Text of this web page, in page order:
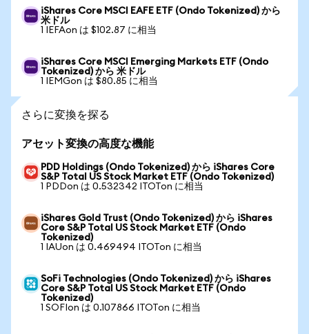
iShares Core MSCI EAFE ETF (Ondo Tokenized) から
米ドル
1 IEFAon は $102.87 に相当
iShares Core MSCI Emerging Markets ETF (Ondo
Tokenized) から 米ドル
1 IEMGon は $80.85 に相当
さらに変換を探る
アセット変換の高度な機能
PDD Holdings (Ondo Tokenized) から iShares Core
S&P Total US Stock Market ETF (Ondo Tokenized)
1 PDDon は 0.532342 ITOTon に相当
iShares Gold Trust (Ondo Tokenized) から iShares
Core S&P Total US Stock Market ETF (Ondo
Tokenized)
1 IAUon は 0.469494 ITOTon に相当
SoFi Technologies (Ondo Tokenized) から iShares
Core S&P Total US Stock Market ETF (Ondo
Tokenized)
1 SOFIon は 0.107866 ITOTon に相当